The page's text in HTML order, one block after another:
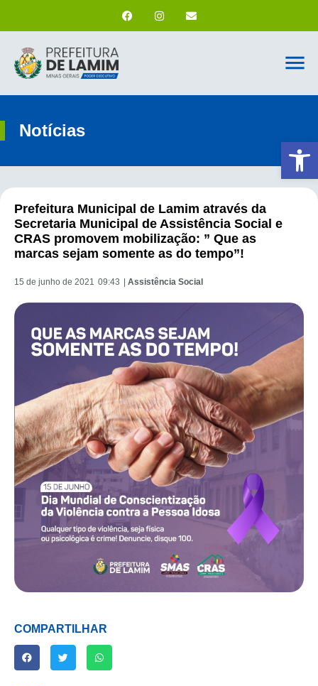
Notícias
Prefeitura Municipal de Lamim através da
Secretaria Municipal de Assistência Social e
CRAS promovem mobilização: ” Que as
marcas sejam somente as do tempo”!
15 de junho de 2021 09:43 Assistência Social
COMPARTILHAR